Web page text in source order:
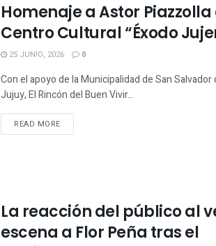
Homenaje a Astor Piazzolla
Centro Cultural “Éxodo
25 JUNIO, 2026 0
Con el apoyo de la Municipalidad de San Salvador
Jujuy, El Rincón del Buen Vivir...
READ MORE
La reacción del público al
escena a Flor Peña tras el